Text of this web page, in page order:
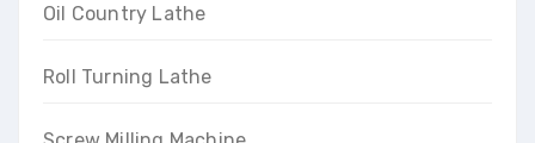
Oil Country Lathe
Roll Turning Lathe